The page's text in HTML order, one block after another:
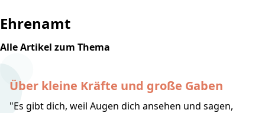
Ehrenamt
Alle Artikel zum Thema
Über kleine Kräfte und große Gaben
"Es gibt dich, weil Augen dich ansehen und sagen,